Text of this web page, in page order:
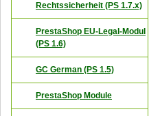
Rechtssicherheit (PS 1.7.x)
PrestaShop EU-Legal-Modul
(PS 1.6)
GC German (PS 1.5)
PrestaShop Module